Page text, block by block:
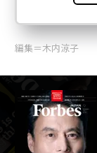
編集＝木内涼子